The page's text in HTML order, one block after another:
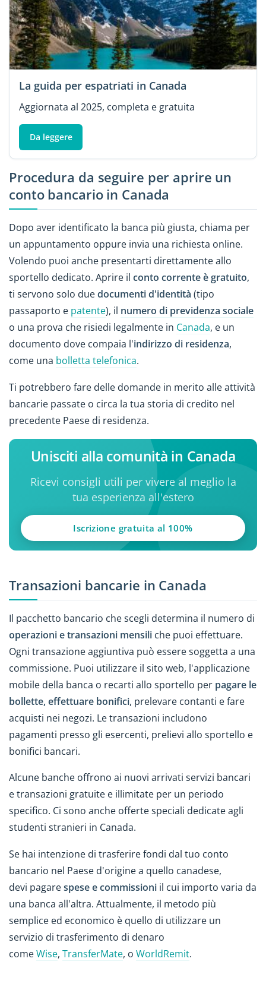
La guida per espatriati in Canada
Aggiornata al 2025, completa e gratuita
Da leggere
Procedura da seguire per aprire un
conto bancario in Canada
Dopo aver identificato la banca più giusta, chiama per
un appuntamento oppure invia una richiesta online.
Volendo puoi anche presentarti direttamente allo
sportello dedicato. Aprire il conto corrente è gratuito,
ti servono solo duedocumenti d'identità (tipo
passaporto e patente), il numero di previdenza sociale
o una prova che risiedi legalmente in Canada, e un
documento dove compaia l'indirizzo di residenza,
come una bolletta telefonica.
Ti potrebbero fare delle domande in merito alle attività
bancarie passate o circa la tua storia di credito nel
precedente Paese di residenza.
Unisciti alla comunità in Canada
Ricevi consigli utili per vivere al meglio la
tua esperienza all'estero
Iscrizione gratuita al 100%
Transazioni bancarie in Canada
Il pacchetto bancario che scegli determina il numero di
operazioni e transazioni mensili che puoi effettuare.
Ogni transazione aggiuntiva può essere soggetta a una
commissione. Puoi utilizzare il sito web, l'applicazione
mobile della banca o recarti allo sportello per pagare le
bollette, effettuare bonifici, prelevare contanti e fare
acquisti nei negozi. Le transazioni includono
pagamenti presso gli esercenti, prelievi allo sportello e
bonifici bancari.
Alcune banche offrono ai nuovi arrivati servizi bancari
e transazioni gratuite e illimitate per un periodo
specifico. Ci sono anche offerte speciali dedicate agli
studenti stranieri in Canada.
Se hai intenzione di trasferire fondi dal tuo conto
bancario nel Paese d'origine a quello canadese,
devi pagarespese e commissioni il cui importo varia da
una banca all'altra. Attualmente, il metodo più
semplice ed economico è quello di utilizzare un
servizio di trasferimento di denaro
comeWise, TransferMate, o WorldRemit.